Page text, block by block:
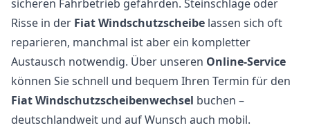
sicheren Fahrbetrieb gefährden. Steinschläge oder
Risse in der Fiat Windschutzscheibe lassen sich oft
reparieren, manchmal ist aber ein kompletter
Austausch notwendig. Über unseren Online-Service
können Sie schnell und bequem Ihren Termin für den
Fiat Windschutzscheibenwechsel buchen –
deutschlandweit und auf Wunsch auch mobil.